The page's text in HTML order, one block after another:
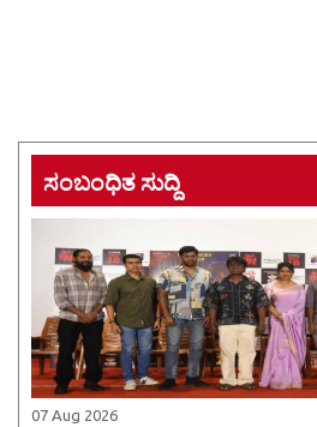
ಸಂಬಂಧಿತ ಸುದ್ದಿ
07 Aug 2026